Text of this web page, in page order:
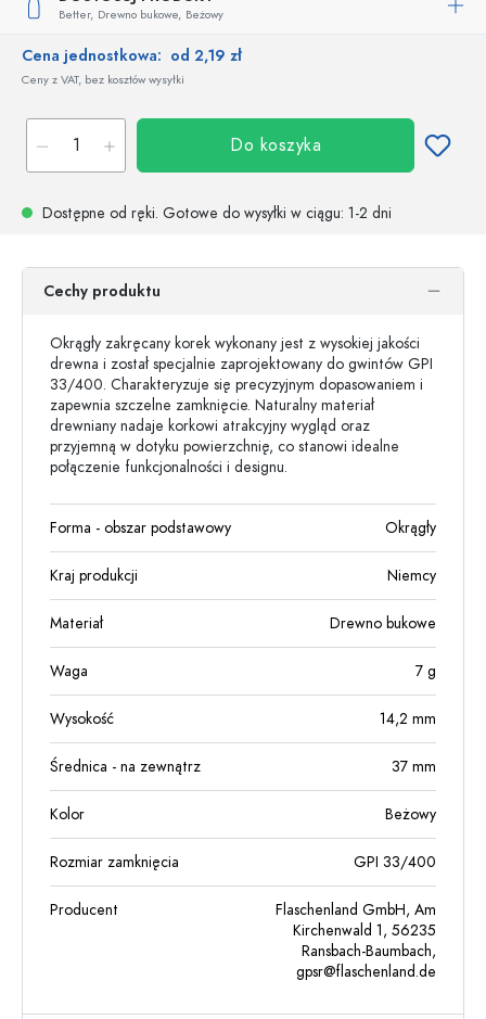
Better, Drewno bukowe, Beżowy
Cena jednostkowa: od 2,19 zł
Ceny z VAT, bez kosztów wysyłki
Do koszyka
Dostępne od ręki. Gotowe do wysyłki w ciągu: 1-2 dni
Cechy produktu
Okrągły zakręcany korek wykonany jest z wysokiej jakości
drewna i został specjalnie zaprojektowany do gwintów GPI
33/400. Charakteryzuje się precyzyjnym dopasowaniem i
zapewnia szczelne zamknięcie. Naturalny materiał
drewniany nadaje korkowi atrakcyjny wygląd oraz
przyjemną w dotyku powierzchnię, co stanowi idealne
połączenie funkcjonalności i designu.
Forma - obszar podstawowy Okrągły
Kraj produkcji Niemcy
Materiał Drewno bukowe
Waga 7 g
Wysokość 14,2 mm
Średnica - na zewnątrz 37 mm
Kolor Beżowy
Rozmiar zamknięcia GPI 33/400
Producent
Flaschenland GmbH, Am
Kirchenwald 1, 56235
Ransbach-Baumbach,
gpsr@flaschenland.de